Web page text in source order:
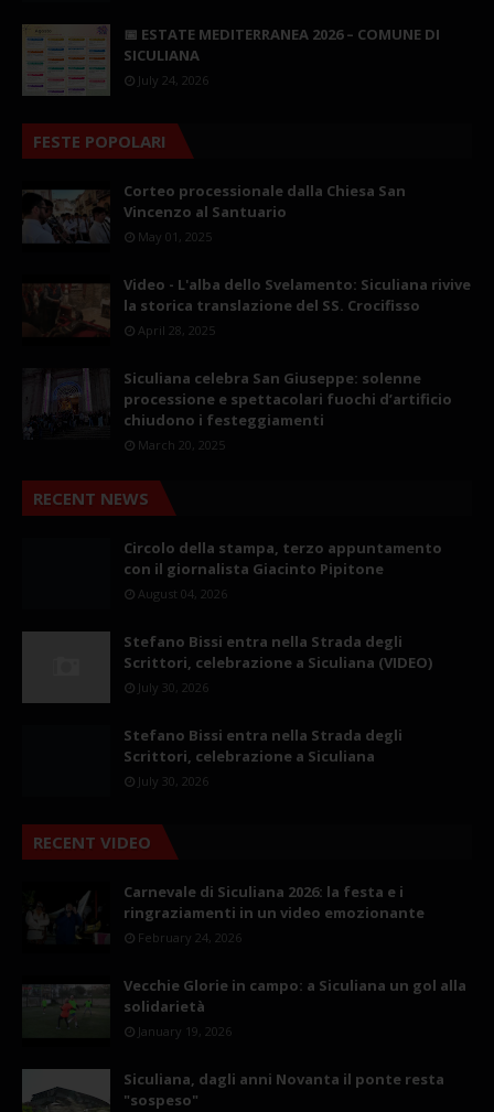
📅 ESTATE MEDITERRANEA 2026 – COMUNE DI
SICULIANA
July 24, 2026
FESTE POPOLARI
Corteo processionale dalla Chiesa San
Vincenzo al Santuario
May 01, 2025
Video - L'alba dello Svelamento: Siculiana rivive
la storica translazione del SS. Crocifisso
April 28, 2025
Siculiana celebra San Giuseppe: solenne
processione e spettacolari fuochi d’artificio
chiudono i festeggiamenti
March 20, 2025
RECENT NEWS
Circolo della stampa, terzo appuntamento
con il giornalista Giacinto Pipitone
August 04, 2026
Stefano Bissi entra nella Strada degli
Scrittori, celebrazione a Siculiana (VIDEO)
July 30, 2026
Stefano Bissi entra nella Strada degli
Scrittori, celebrazione a Siculiana
July 30, 2026
RECENT VIDEO
Carnevale di Siculiana 2026: la festa e i
ringraziamenti in un video emozionante
February 24, 2026
Vecchie Glorie in campo: a Siculiana un gol alla
solidarietà
January 19, 2026
Siculiana, dagli anni Novanta il ponte resta
"sospeso"